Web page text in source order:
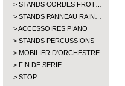
STANDS CORDES FROT…
STANDS PANNEAU RAIN…
ACCESSOIRES PIANO
STANDS PERCUSSIONS
MOBILIER D'ORCHESTRE
FIN DE SERIE
STOP